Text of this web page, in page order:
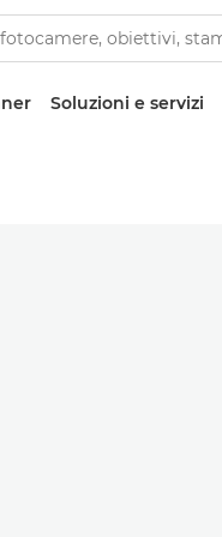
Soluzioni e servizi